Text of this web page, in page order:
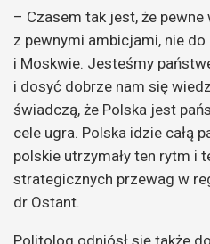
– Czasem tak jest, że pewne
z pewnymi ambicjami, nie
i Moskwie. Jesteśmy
i dosyć dobrze nam się
świadczą, że Polska jest
cele ugra. Polska idzie całą
polskie utrzymały ten rytm i
strategicznych przewag w
dr Ostant.
Politolog odniósł się także